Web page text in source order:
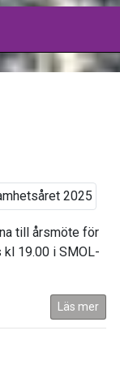
till årsmöte för
19.00 i SMOL-
Läs mer